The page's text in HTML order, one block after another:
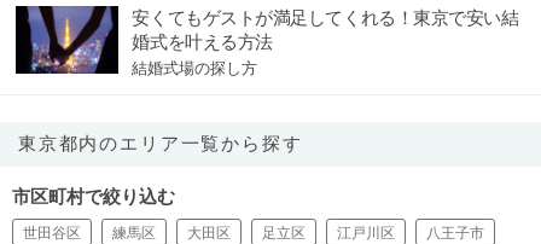
安くてもゲストが満足してくれる！東京で安い結
婚式を叶える方法
結婚式場の探し方
東京都内のエリア一覧から探す
市区町村で絞り込む
世田谷区 練馬区 大田区 足立区 江戸川区 八王子市